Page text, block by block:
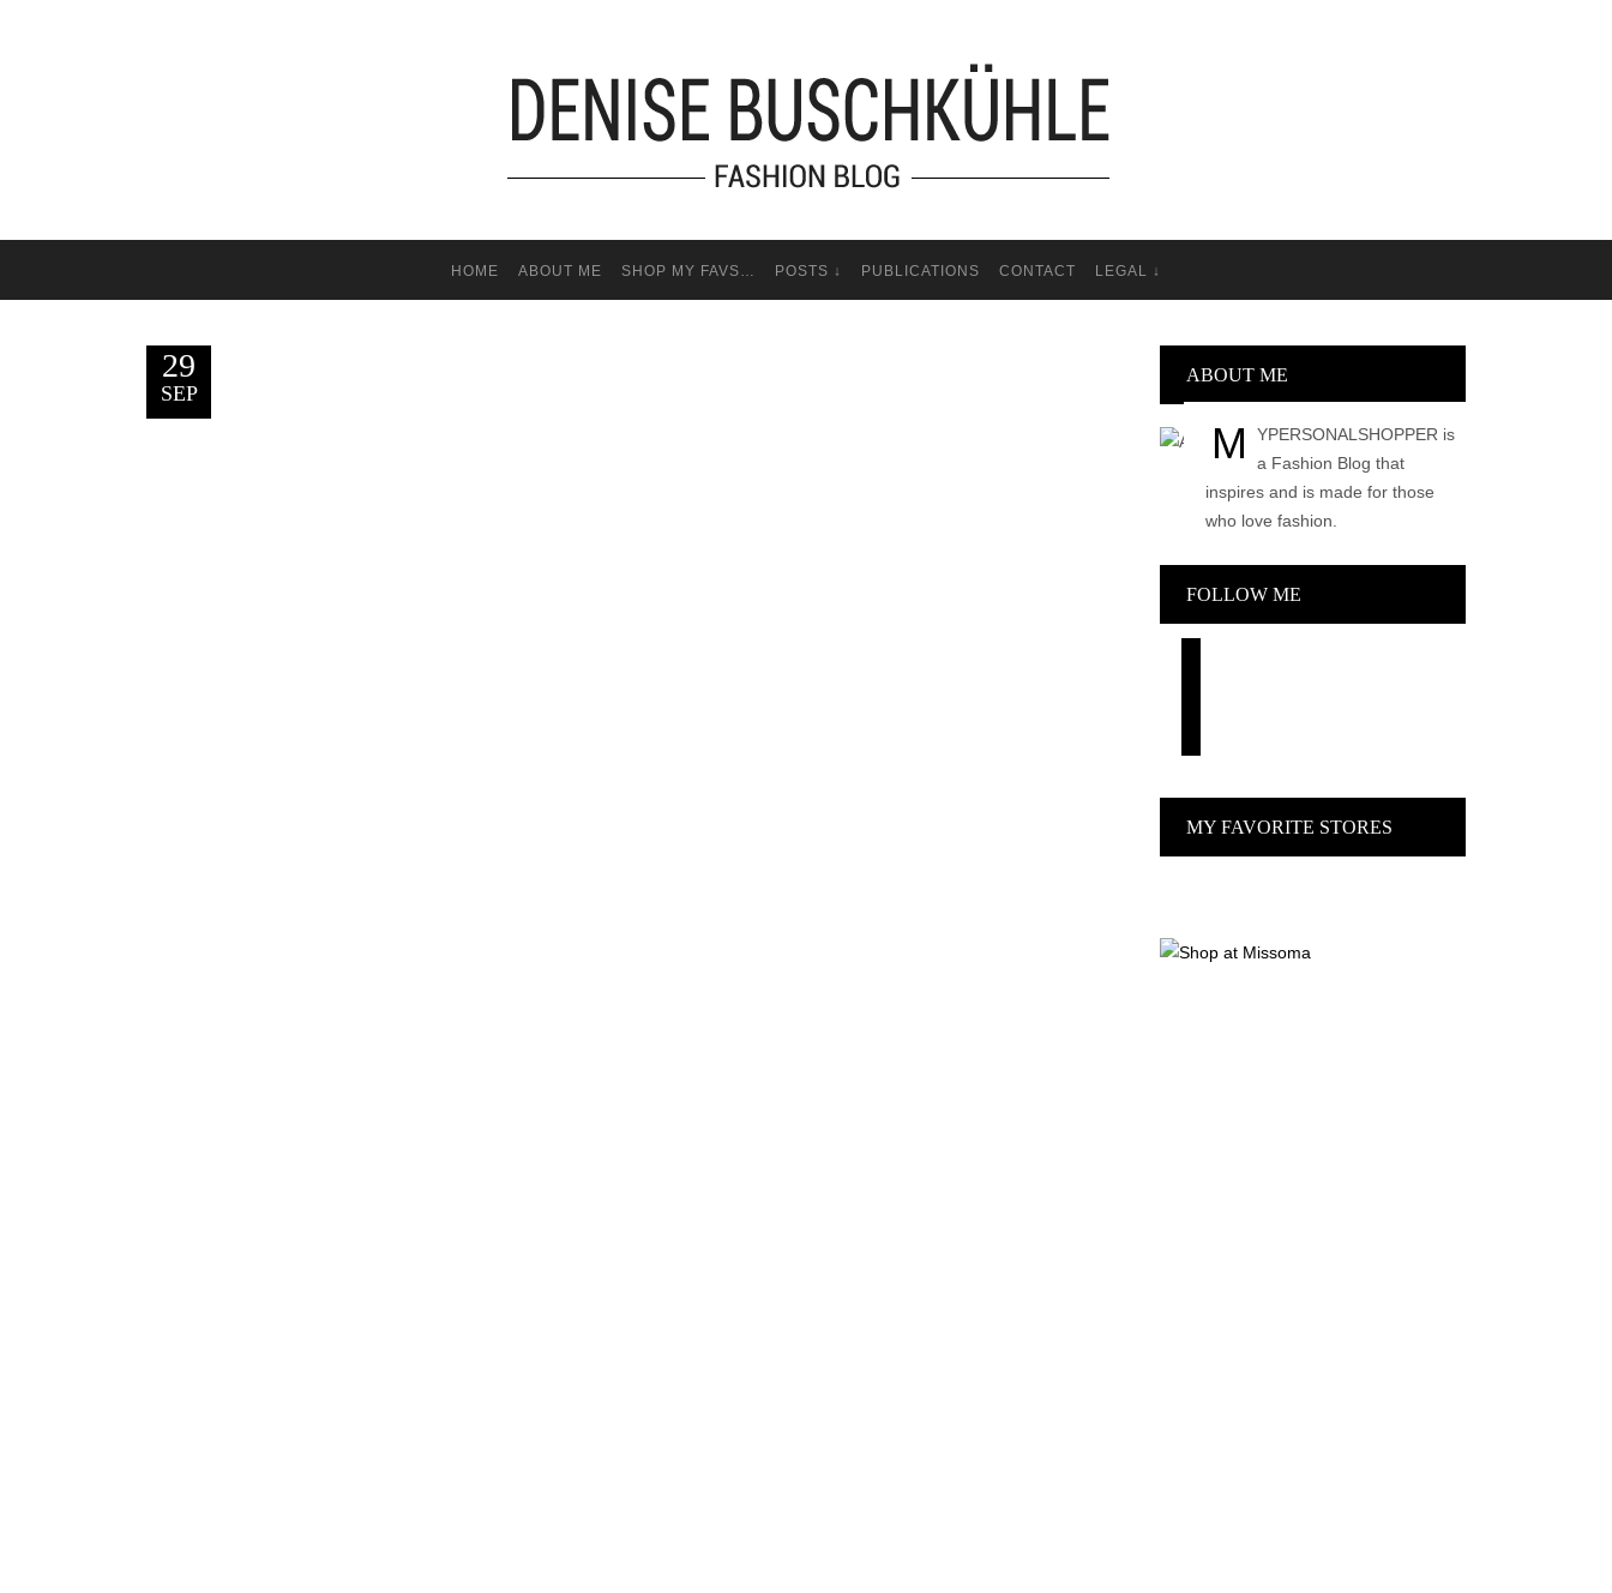
HOME ABOUT ME SHOP MY FAVS… POSTS ↓ PUBLICATIONS CONTACT LEGAL ↓
29
SEP
ABOUT ME
M
YPERSONALSHOPPER is
a Fashion Blog that
inspires and is made for those
who love fashion.
FOLLOW ME
MY FAVORITE STORES